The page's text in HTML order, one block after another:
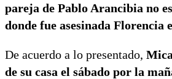
pareja de Pablo Arancibia no
donde fue asesinada Florencia
De acuerdo a lo presentado,
de su casa el sábado por la